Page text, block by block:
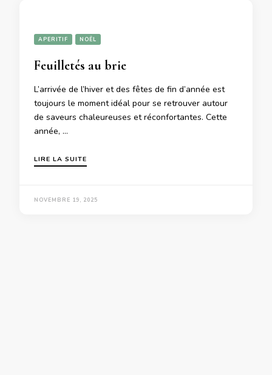
APERITIF NOËL
Feuilletés au brie
L’arrivée de l’hiver et des fêtes de fin d’année est
toujours le moment idéal pour se retrouver autour
de saveurs chaleureuses et réconfortantes. Cette
année, …
LIRE LA SUITE
NOVEMBRE 19, 2025